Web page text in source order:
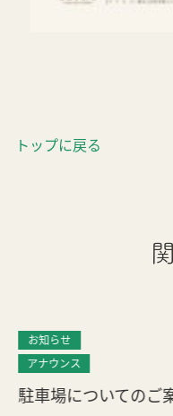
トップに戻る
お知らせ
アナウンス
駐車場についてのご